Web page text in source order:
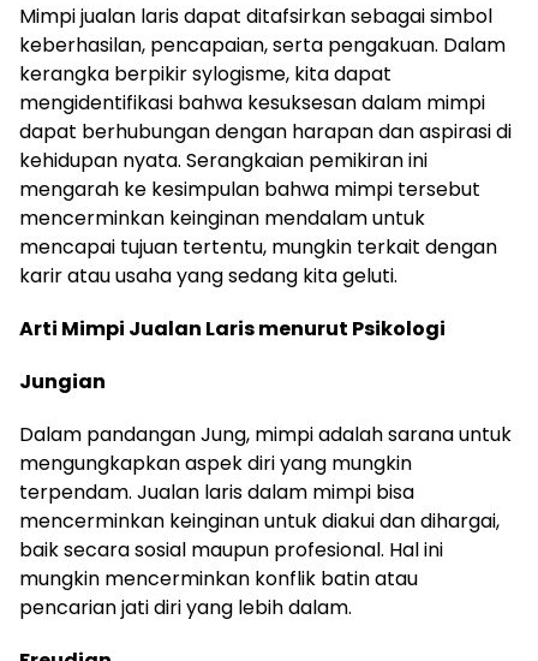
Mimpi jualan laris dapat ditafsirkan sebagai simbol
keberhasilan, pencapaian, serta pengakuan. Dalam
kerangka berpikir sylogisme, kita dapat
mengidentifikasi bahwa kesuksesan dalam mimpi
dapat berhubungan dengan harapan dan aspirasi di
kehidupan nyata. Serangkaian pemikiran ini
mengarah ke kesimpulan bahwa mimpi tersebut
mencerminkan keinginan mendalam untuk
mencapai tujuan tertentu, mungkin terkait dengan
karir atau usaha yang sedang kita geluti.
Arti Mimpi Jualan Laris menurut Psikologi
Jungian
Dalam pandangan Jung, mimpi adalah sarana untuk
mengungkapkan aspek diri yang mungkin
terpendam. Jualan laris dalam mimpi bisa
mencerminkan keinginan untuk diakui dan dihargai,
baik secara sosial maupun profesional. Hal ini
mungkin mencerminkan konflik batin atau
pencarian jati diri yang lebih dalam.